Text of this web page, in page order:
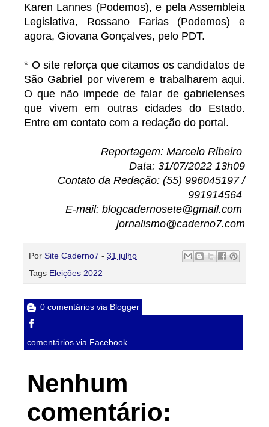
Karen Lannes (Podemos), e pela Assembleia
Legislativa, Rossano Farias (Podemos) e
agora, Giovana Gonçalves, pelo PDT.
* O site reforça que citamos os candidatos de
São Gabriel por viverem e trabalharem aqui.
O que não impede de falar de gabrielenses
que vivem em outras cidades do Estado.
Entre em contato com a redação do portal.
Reportagem: Marcelo Ribeiro
Data: 31/07/2022 13h09
Contato da Redação: (55) 996045197 /
991914564
E-mail: blogcadernosete@gmail.com
jornalismo@caderno7.com
Por Site Caderno7 - 31 julho
Tags Eleições 2022
0 comentários via Blogger
comentários via Facebook
Nenhum
comentário: